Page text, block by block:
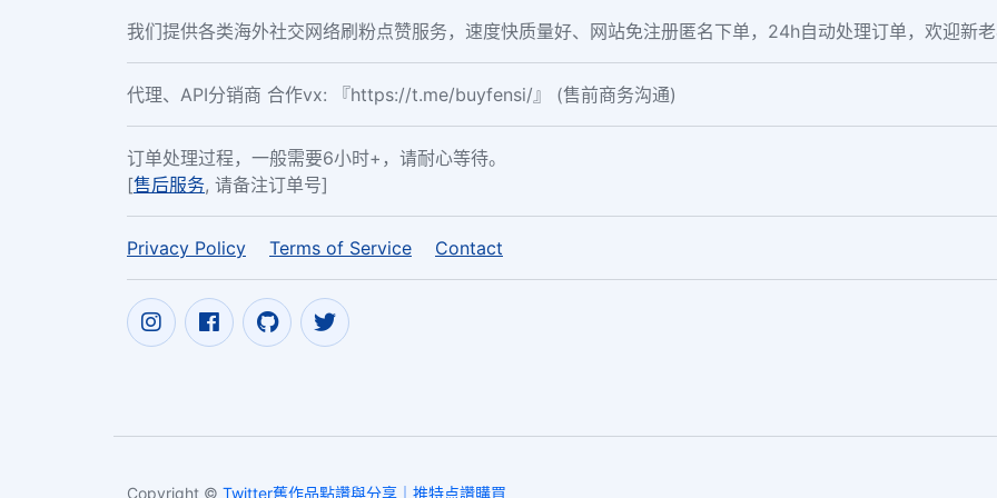
我们提供各类海外社交网络刷粉点赞服务，速度快质量好、网站免注册匿名下单，24h自动处理订单，欢迎新老
代理、API分销商 合作vx: 『https://t.me/buyfensi/』 (售前商务沟通)
订单处理过程，一般需要6小时+，请耐心等待。
[售后服务, 请备注订单号]
Privacy Policy Terms of Service Contact
Copyright © Twitter舊作品點讚與分享｜推特点讚購買